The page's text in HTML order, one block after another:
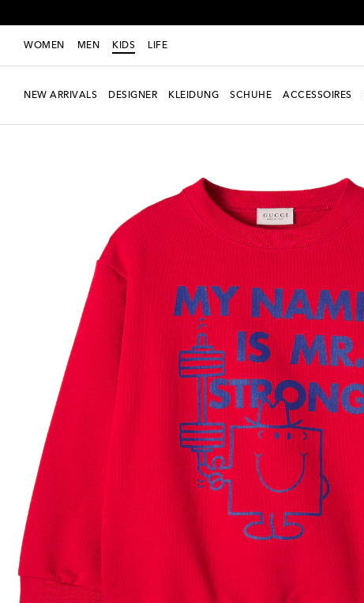
WOMEN MEN KIDS LIFE
NEW ARRIVALS DESIGNER KLEIDUNG SCHUHE ACCESSOIRES